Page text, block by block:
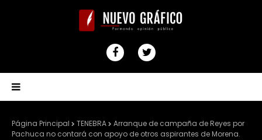
Página Principal TENEBRA
Arranque de campaña de Reyes por
Pachuca no contará con apoyo de otros aspirantes de Morena.